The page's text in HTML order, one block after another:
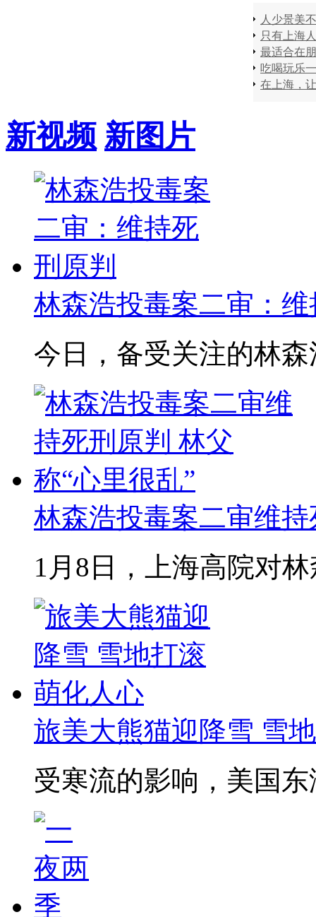
只有上海
在上海，
新视频 新图片
林森浩投毒案二审：
今日，备受关注的林
林森浩投毒案二审维
1月8日，上海高院对
旅美大熊猫迎降雪 雪
受寒流的影响，美国